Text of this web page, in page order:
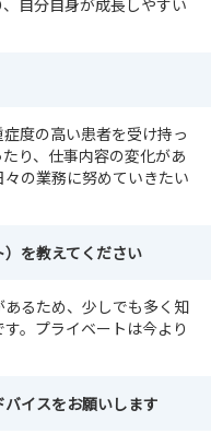
自分自身が成長しやすい
度の高い患者を受け持っ
り、仕事内容の変化があ
の業務に努めていきたい
を教えてください
るため、少しでも多く知
。プライベートは今より
イスをお願いします